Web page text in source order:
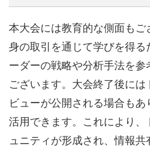
本大会には教育的な側面もご
身の取引を通じて学びを得る
ーダーの戦略や分析手法を
ございます。大会終了後に
ビューが公開される場合も
活用できます。これにより、
ュニティが形成され、情報